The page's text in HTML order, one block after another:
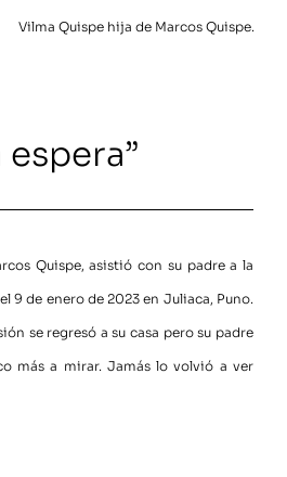
Vilma Quispe hija de Marcos Quispe.
espera”
Quispe, asistió con su padre a la
9 de enero de 2023 en Juliaca, Puno.
se regresó a su casa pero su padre
más a mirar. Jamás lo volvió a ver